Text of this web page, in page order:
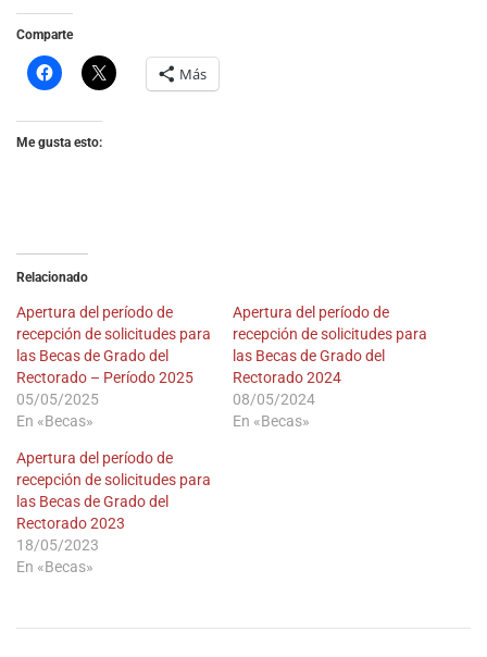
Comparte
Más
Me gusta esto:
Relacionado
Apertura del período de
recepción de solicitudes para
las Becas de Grado del
Rectorado – Período 2025
05/05/2025
En «Becas»
Apertura del período de
recepción de solicitudes para
las Becas de Grado del
Rectorado 2024
08/05/2024
En «Becas»
Apertura del período de
recepción de solicitudes para
las Becas de Grado del
Rectorado 2023
18/05/2023
En «Becas»